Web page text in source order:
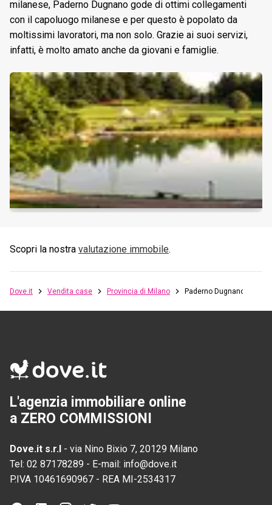
milanese, Paderno Dugnano gode di ottimi collegamenti
con il capoluogo milanese e per questo è popolato da
moltissimi lavoratori, ma non solo. Grazie ai suoi servizi,
infatti, è molto amato anche da giovani e famiglie.
Scopri la nostra valutazione immobile.
Dove.it Vendita case Provincia di Milano Paderno Dugnano
L'agenzia immobiliare online
a ZERO COMMISSIONI
Dove.it s.r.l - via Nino Bixio 7, 20129 Milano
Tel: 02 87178289 - E-mail: info@dove.it
P.IVA 10461690967 - REA MI-2534317